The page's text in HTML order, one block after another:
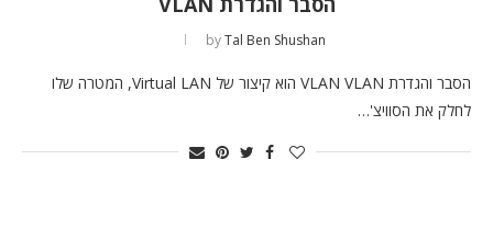
byTal Ben Shushan
הסבר והגדרת VLAN VLAN הוא קיצור של Virtual LAN, המטרה שלו
לחלק את הסוויצ'…